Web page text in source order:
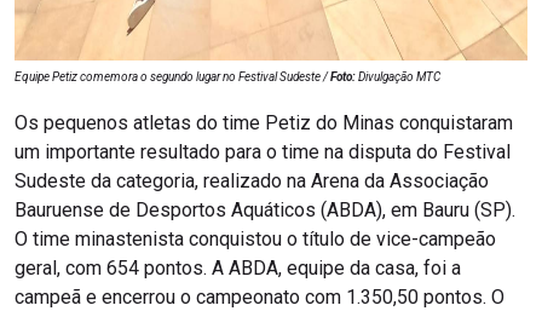
Equipe Petiz comemora o segundo lugar no Festival Sudeste /Foto:Divulgação MTC
Os pequenos atletas do time Petiz do Minas conquistaram
um importante resultado para o time na disputa do Festival
Sudeste da categoria, realizado na Arena da Associação
Bauruense de Desportos Aquáticos (ABDA), em Bauru (SP).
O time minastenista conquistou o título de vice-campeão
geral, com 654 pontos. A ABDA, equipe da casa, foi a
campeã e encerrou o campeonato com 1.350,50 pontos. O